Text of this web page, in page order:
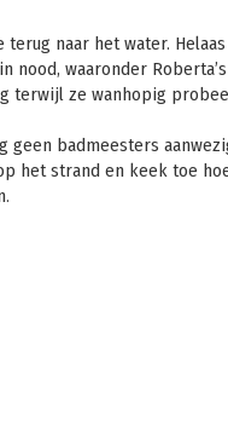
terug naar het water.
nood, waaronder
terwijl ze wanhopig
geen badmeesters
het strand en keek toe